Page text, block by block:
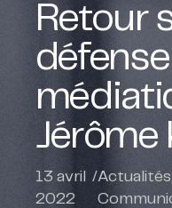
Retour
défense
Jérôme
13 avril
2022
/Actualités